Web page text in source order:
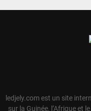
ledjely.com est un site
sur la Guinée, l’Afrique et